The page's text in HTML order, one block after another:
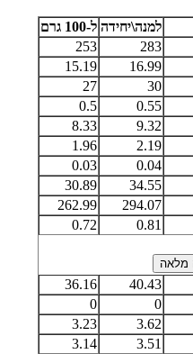
למנה\יחידה ל-100 גרם
283
253
16.99
15.19
30
27
0.55
0.5
9.32
8.33
2.19
1.96
0.04
0.03
34.55
30.89
294.07
262.99
0.81
0.72
40.43
36.16
0
0
3.62
3.23
3.51
3.14